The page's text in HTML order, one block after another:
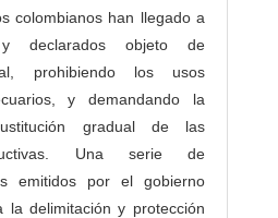
colombianos han llegado a
declarados objeto de
prohibiendo los usos
y demandando la
gradual de las
Una serie de
emitidos por el gobierno
la delimitación y protección